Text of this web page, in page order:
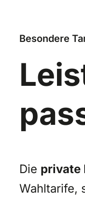
Besondere
Die private
Wahltarife,